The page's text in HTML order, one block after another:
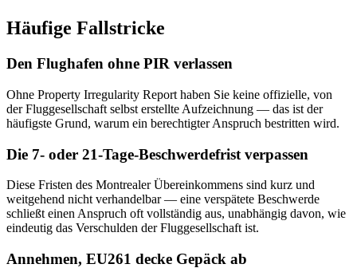
Häufige Fallstricke
Den Flughafen ohne PIR verlassen
Ohne Property Irregularity Report haben Sie keine offizielle, von
der Fluggesellschaft selbst erstellte Aufzeichnung — das ist der
häufigste Grund, warum ein berechtigter Anspruch bestritten wird.
Die 7- oder 21-Tage-Beschwerdefrist verpassen
Diese Fristen des Montrealer Übereinkommens sind kurz und
weitgehend nicht verhandelbar — eine verspätete Beschwerde
schließt einen Anspruch oft vollständig aus, unabhängig davon, wie
eindeutig das Verschulden der Fluggesellschaft ist.
Annehmen, EU261 decke Gepäck ab